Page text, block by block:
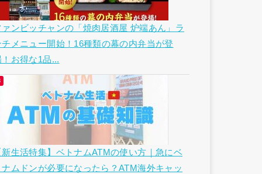
ァンビッチャンの「焼肉居酒屋 炉端あん」ラ
チメニュー開始！16種類の幕の内弁当が登
！お得な1品...
新生活特集】ベトナムATMの使い方｜急にベ
ナムドンが必要になったら？ATM海外キャッ